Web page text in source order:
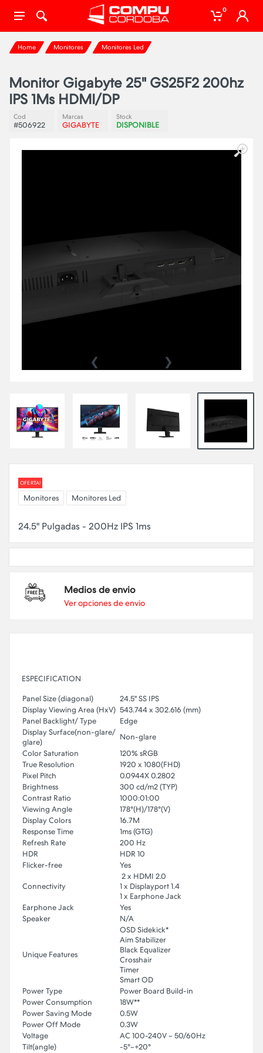
0
Home Monitores Monitores Led
Monitor Gigabyte 25" GS25F2 200hz
IPS 1Ms HDMI/DP
Cod
#506922
Marcas
GIGABYTE
Stock
DISPONIBLE
‹ ›
OFERTA!
Monitores Monitores Led
Medios de envio
Ver opciones de envio
ESPECIFICATION
Panel Size (diagonal)
24.5" SS IPS
Display Viewing Area (HxV) 543.744 x 302.616 (mm)
Panel Backlight/ Type
Edge
Display Surface(non-glare/
glare)
Non-glare
Color Saturation
120% sRGB
True Resolution
1920 x 1080(FHD)
Pixel Pitch
0.0944X 0.2802
Brightness
300 cd/m2 (TYP)
Contrast Ratio
1000:01:00
Viewing Angle
178°(H)/178°(V)
Display Colors
16.7M
Response Time
1ms (GTG)
Refresh Rate
200 Hz
HDR
HDR 10
Flicker-free
Yes
Connectivity
2 x HDMI 2.0
1 x Displayport 1.4
1 x Earphone Jack
Earphone Jack
Yes
Speaker
N/A
Unique Features
OSD Sidekick*
Aim Stabilizer
Black Equalizer
Crosshair
Timer
Smart OD
Power Type
Power Board Build-in
Power Consumption
18W**
Power Saving Mode
0.5W
Power Off Mode
0.3W
Voltage
AC 100-240V ~ 50/60Hz
Tilt(angle)
-5°~+20°